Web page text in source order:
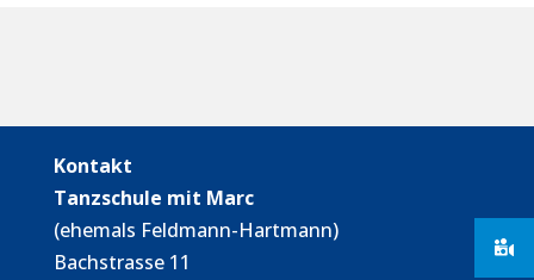
Kontakt
Tanzschule mit Marc
(ehemals Feldmann-Hartmann)
Bachstrasse 11